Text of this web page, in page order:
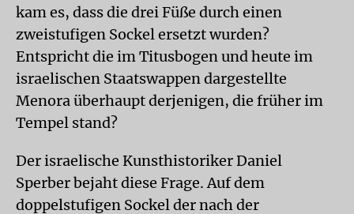
kam es, dass die drei Füße durch einen
zweistufigen Sockel ersetzt wurden?
Entspricht die im Titusbogen und heute im
israelischen Staatswappen dargestellte
Menora überhaupt derjenigen, die früher im
Tempel stand?
Der israelische Kunsthistoriker Daniel
Sperber bejaht diese Frage. Auf dem
doppelstufigen Sockel der nach der